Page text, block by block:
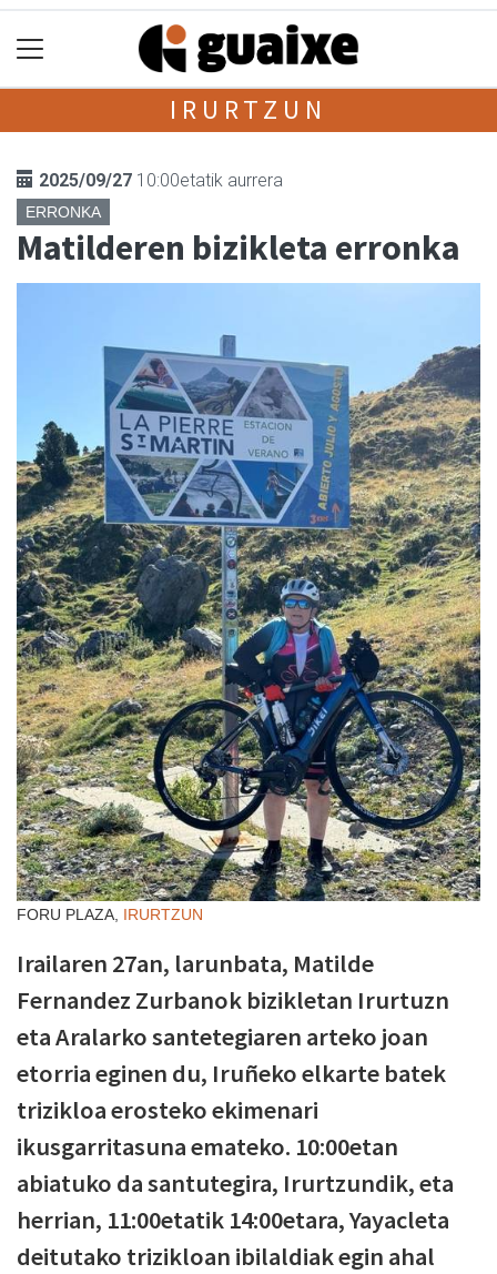
IRURTZUN
2025/09/27 10:00etatik aurrera
ERRONKA
Matilderen bizikleta erronka
FORU PLAZA, IRURTZUN
Irailaren 27an, larunbata, Matilde
Fernandez Zurbanok bizikletan Irurtuzn
eta Aralarko santetegiaren arteko joan
etorria eginen du, Iruñeko elkarte batek
trizikloa erosteko ekimenari
ikusgarritasuna emateko. 10:00etan
abiatuko da santutegira, Irurtzundik, eta
herrian, 11:00etatik 14:00etara, Yayacleta
deitutako trizikloan ibilaldiak egin ahal